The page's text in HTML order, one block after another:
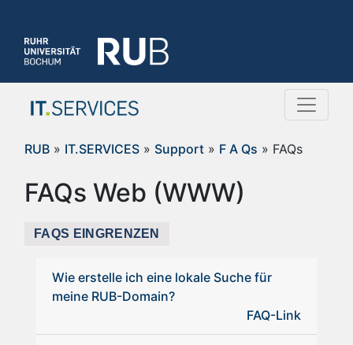
RUB » IT.SERVICES » Support » F A Qs » FAQs
FAQs Web (WWW)
FAQS EINGRENZEN
Wie erstelle ich eine lokale Suche für
meine RUB-Domain?
FAQ-Link